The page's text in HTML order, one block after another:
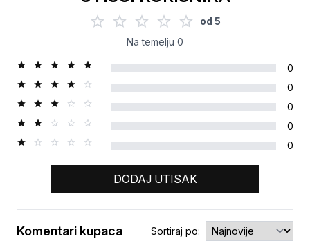
od 5
Na temelju 0
0
0
0
0
0
DODAJ UTISAK
Komentari kupaca Sortiraj po: